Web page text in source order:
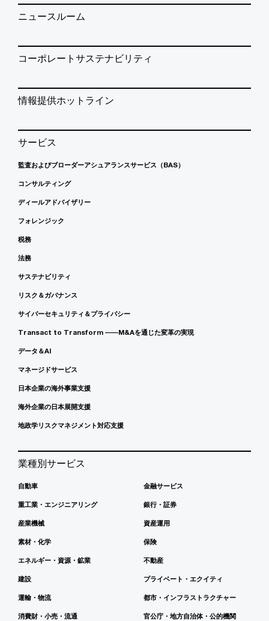
ニュースルーム
コーポレートサステナビリティ
情報提供ホットライン
サービス
監査およびブローダーアシュアランスサービス（BAS）
コンサルティング
ディールアドバイザリー
フォレンジック
税務
法務
サステナビリティ
リスク＆ガバナンス
サイバーセキュリティ＆プライバシー
Transact to Transform ――M&Aを通じた変革の実現
データ＆AI
マネージドサービス
日本企業の海外事業支援
海外企業の日本展開支援
地政学リスクマネジメント対応支援
業種別サービス
自動車
重工業・エンジニアリング
産業機械
素材・化学
エネルギー・資源・鉱業
建設
運輸・物流
消費財・小売・流通
金融サービス
銀行・証券
資産運用
保険
不動産
プライベート・エクイティ
都市・インフラストラクチャー
官公庁・地方自治体・公的機関